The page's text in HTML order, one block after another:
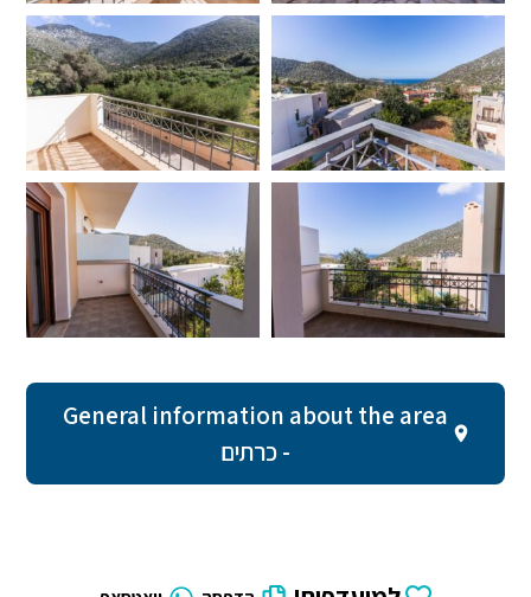
General information about the area
- כרתים